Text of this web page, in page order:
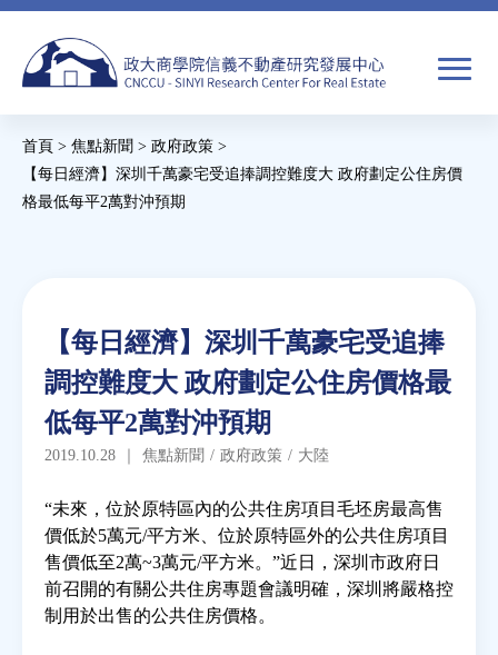
Jump
navigation
搜
尋
搜
尋
教育推廣
房市分析
研究獎勵
房地產年鑑
電子報
您
在
首頁 > 焦點新聞 > 政府政策 >
【每日經濟】深圳千萬豪宅受追捧調控難度大 政府劃定公住房價
格最低每平2萬對沖預期
Back
top
【每日經濟】深圳千萬豪宅受追捧
調控難度大 政府劃定公住房價格最
低每平2萬對沖預期
2019.10.28 ｜ 焦點新聞 / 政府政策 / 大陸
“未來，位於原特區內的公共住房項目毛坯房最高售
價低於5萬元/平方米、位於原特區外的公共住房項目
售價低至2萬~3萬元/平方米。”近日，深圳市政府日
前召開的有關公共住房專題會議明確，深圳將嚴格控
制用於出售的公共住房價格。